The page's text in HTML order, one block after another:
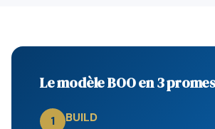
Le modèle BOO en 3
1
BUILD